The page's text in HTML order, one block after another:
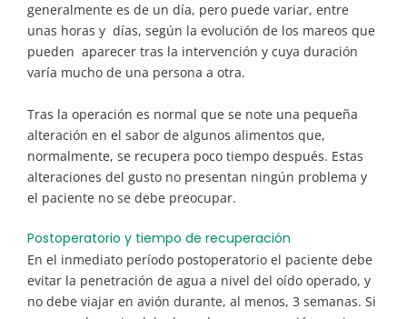
generalmente es de un día, pero puede variar, entre
unas horas y días, según la evolución de los mareos que
pueden aparecer tras la intervención y cuya duración
varía mucho de una persona a otra.
Tras la operación es normal que se note una pequeña
alteración en el sabor de algunos alimentos que,
normalmente, se recupera poco tiempo después. Estas
alteraciones del gusto no presentan ningún problema y
el paciente no se debe preocupar.
Postoperatorio y tiempo de recuperación
En el inmediato período postoperatorio el paciente debe
evitar la penetración de agua a nivel del oído operado, y
no debe viajar en avión durante, al menos, 3 semanas. Si